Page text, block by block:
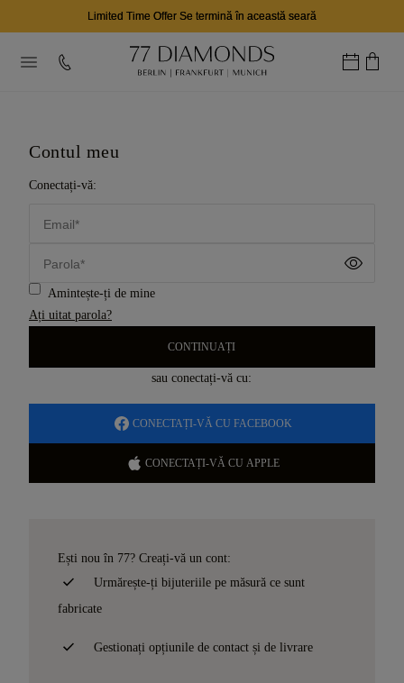
Limited Time Offer Se termină în această seară
Contul meu
Conectați-vă:
Email*
Parola*
Amintește-ți de mine
Ați uitat parola?
CONTINUAȚI
sau conectați-vă cu:
CONECTAȚI-VĂ CU FACEBOOK
CONECTAȚI-VĂ CU APPLE
Ești nou în 77? Creați-vă un cont:
Urmărește-ți bijuteriile pe măsură ce sunt
fabricate
Gestionați opțiunile de contact și de livrare